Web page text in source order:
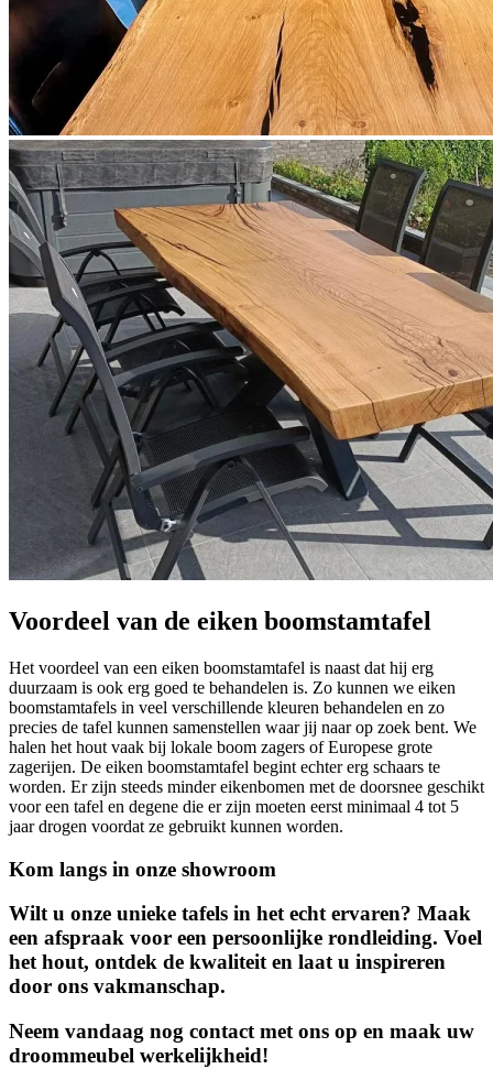
Voordeel van de eiken boomstamtafel
Het voordeel van een eiken boomstamtafel is naast dat hij erg
duurzaam is ook erg goed te behandelen is. Zo kunnen we eiken
boomstamtafels in veel verschillende kleuren behandelen en zo
precies de tafel kunnen samenstellen waar jij naar op zoek bent. We
halen het hout vaak bij lokale boom zagers of Europese grote
zagerijen. De eiken boomstamtafel begint echter erg schaars te
worden. Er zijn steeds minder eikenbomen met de doorsnee geschikt
voor een tafel en degene die er zijn moeten eerst minimaal 4 tot 5
jaar drogen voordat ze gebruikt kunnen worden.
Kom langs in onze showroom
Wilt u onze unieke tafels in het echt ervaren? Maak
een afspraak voor een persoonlijke rondleiding. Voel
het hout, ontdek de kwaliteit en laat u inspireren
door ons vakmanschap.
Neem vandaag nog contact met ons op en maak uw
droommeubel werkelijkheid!